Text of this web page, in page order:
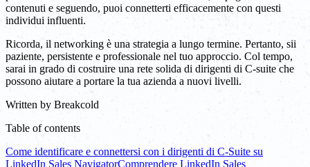
contenuti e seguendo, puoi connetterti efficacemente con questi
individui influenti.
Ricorda, il networking è una strategia a lungo termine. Pertanto, sii
paziente, persistente e professionale nel tuo approccio. Col tempo,
sarai in grado di costruire una rete solida di dirigenti di C-suite che
possono aiutare a portare la tua azienda a nuovi livelli.
Written by Breakcold
Table of contents
Come identificare e connettersi con i dirigenti di C-Suite su
LinkedIn Sales NavigatorComprendere LinkedIn Sales